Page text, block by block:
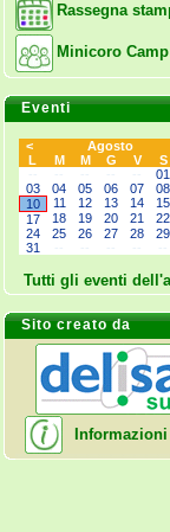
Rassegna
Minicoro
Eventi
< Agosto
L
M M G V S
01
03
04 05 06 07 08
10
11 12 13 14 15
17
18 19 20 21 22
24
25 26 27 28 29
31
Tutti gli eventi
Sito creato da
Informazioni